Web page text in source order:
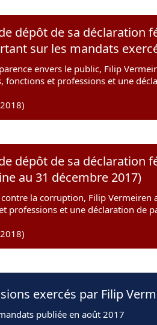
dépôt de sa déclaration
sur les mandats
envers le public, Filip
fonctions et professions et une
dépôt de sa déclaration
au 31 décembre 2017)
la corruption, Filip
professions et une déclaration de
exercés par Filip
publiée en août 2017